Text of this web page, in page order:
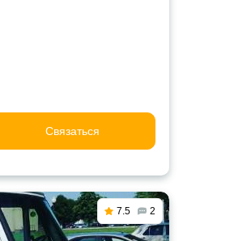
Связаться
7.5 2